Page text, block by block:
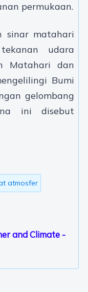
permukaan.
sinar matahari
udara
Matahari dan
Bumi
gelombang
ini disebut
atmosfer
and Climate -